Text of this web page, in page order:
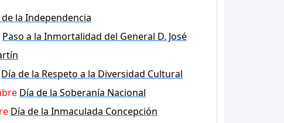
de la Independencia
Paso a la Inmortalidad del General D. José
Día de la Respeto a la Diversidad Cultural
Día de la Soberanía Nacional
Día de la Inmaculada Concepción